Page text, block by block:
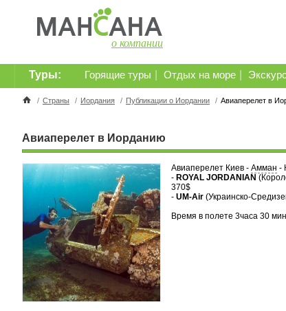
о компании
Горящие туры Отдых на море
Туры:
/ Страны / Иордания / Публикации о Иордании / Авиаперелет в
Авиаперелет в Иорданию
Авиаперелет Киев - Амман -
- ROYAL JORDANIAN
370$
- UM-Air (Украинско-
Время в полете 3часа 30